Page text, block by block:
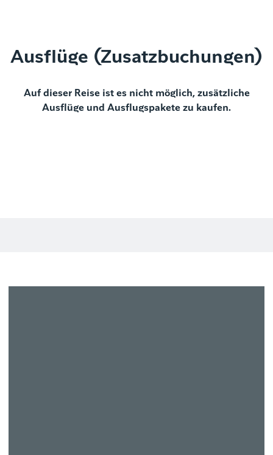
Ausflüge (Zusatzbuchungen)
Auf dieser Reise ist es nicht möglich, zusätzliche
Ausflüge und Ausflugspakete zu kaufen.